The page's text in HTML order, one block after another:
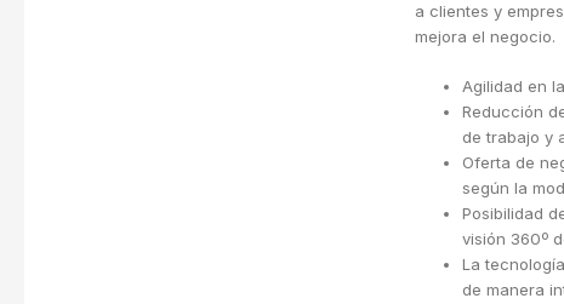
a clientes y
mejora el negocio.
Agilidad en
Reducción
de trabajo y
Oferta de
según la
Posibilidad
visión 360º
La
de manera